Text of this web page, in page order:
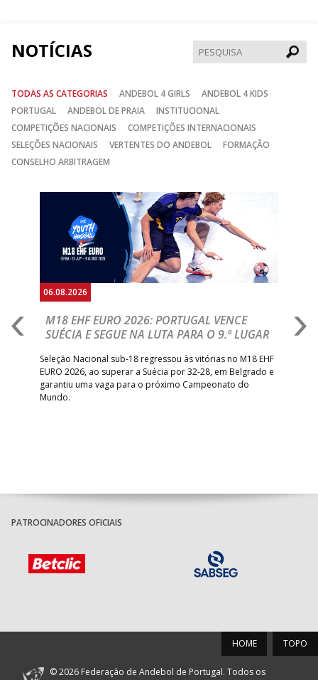
NOTÍCIAS
TODAS AS CATEGORIAS ANDEBOL 4 GIRLS
ANDEBOL 4 KIDS
PORTUGAL
ANDEBOL DE PRAIA
INSTITUCIONAL
COMPETIÇÕES NACIONAIS
COMPETIÇÕES INTERNACIONAIS
SELEÇÕES NACIONAIS
VERTENTES DO ANDEBOL
FORMAÇÃO
CONSELHO ARBITRAGEM
06.08.2026
M18 EHF EURO 2026: PORTUGAL VENCE
SUÉCIA E SEGUE NA LUTA PARA O 9.º LUGAR
Seleção Nacional sub-18 regressou às vitórias no M18 EHF
EURO 2026, ao superar a Suécia por 32-28, em Belgrado e
garantiu uma vaga para o próximo Campeonato do
Mundo.
PATROCINADORES OFICIAIS
TOPO
HOME
© 2026 Federação de Andebol de Portugal. Todos os